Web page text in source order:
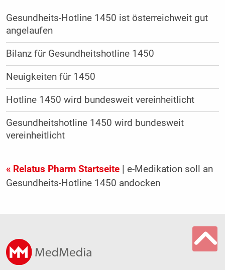
Gesundheits-Hotline 1450 ist österreichweit gut
angelaufen
Bilanz für Gesundheitshotline 1450
Neuigkeiten für 1450
Hotline 1450 wird bundesweit vereinheitlicht
Gesundheitshotline 1450 wird bundesweit
vereinheitlicht
« Relatus Pharm Startseite| e-Medikation soll an
Gesundheits-Hotline 1450 andocken